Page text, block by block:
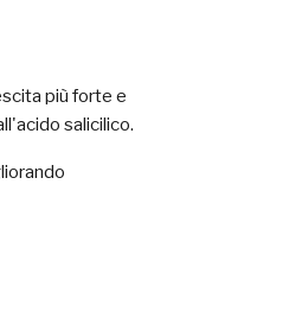
più forte e
salicilico.